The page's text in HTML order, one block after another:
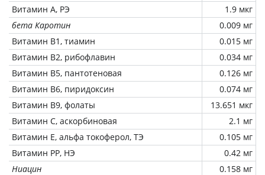
Витамин А, РЭ
1.9 мкг
бета Каротин
0.009 мг
Витамин В1, тиамин
0.015 мг
Витамин В2, рибофлавин
0.034 мг
Витамин В5, пантотеновая
0.126 мг
Витамин В6, пиридоксин
0.074 мг
Витамин В9, фолаты
13.651 мкг
Витамин C, аскорбиновая
2.1 мг
Витамин Е, альфа токоферол, ТЭ
0.105 мг
Витамин РР, НЭ
0.42 мг
Ниацин
0.158 мг